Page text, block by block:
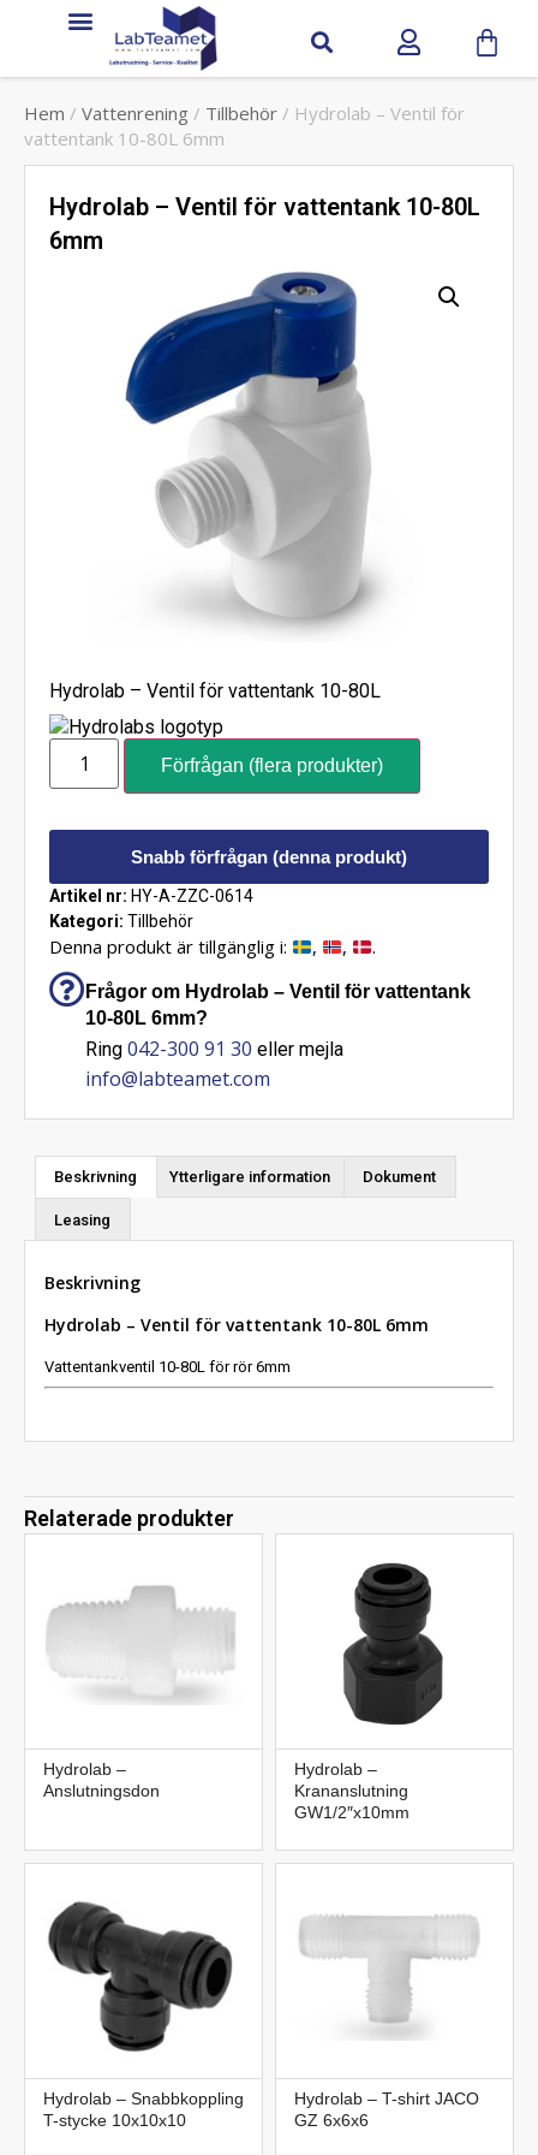
Hem / Vattenrening / Tillbehör / Hydrolab – Ventil för
vattentank 10-80L 6mm
Hydrolab – Ventil för vattentank 10-80L
6mm
Hydrolab – Ventil för vattentank 10-80L
Förfrågan (flera produkter)
Snabb förfrågan (denna produkt)
Artikel nr: HY-A-ZZC-0614
Kategori: Tillbehör
Denna produkt är tillgänglig i: , , .
Frågor om Hydrolab – Ventil för vattentank
10-80L 6mm?
Ring 042-300 91 30 eller mejla
info@labteamet.com
Beskrivning Ytterligare information Dokument
Leasing
Beskrivning
Hydrolab – Ventil för vattentank 10-80L 6mm
Vattentankventil 10-80L för rör 6mm
Relaterade produkter
Hydrolab –
Anslutningsdon
Hydrolab –
Krananslutning
GW1/2″x10mm
Hydrolab – Snabbkoppling
T-stycke 10x10x10
Hydrolab – T-shirt JACO
GZ 6x6x6